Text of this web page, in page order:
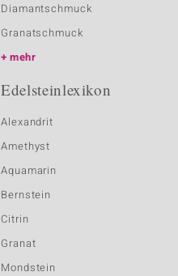
Diamantschmuck
Granatschmuck
mehr
Edelsteinlexikon
Alexandrit
Amethyst
Aquamarin
Bernstein
Citrin
Granat
Mondstein